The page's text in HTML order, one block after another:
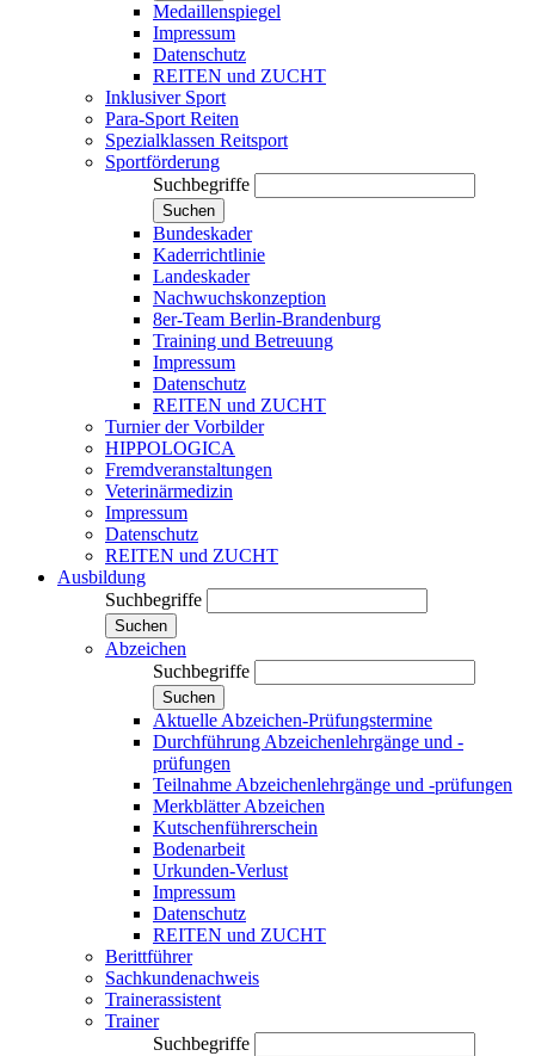
Medaillenspiegel
Impressum
Datenschutz
REITEN und ZUCHT
Inklusiver Sport
Para-Sport Reiten
Spezialklassen Reitsport
Sportförderung
Suchbegriffe
Suchen
Bundeskader
Kaderrichtlinie
Landeskader
Nachwuchskonzeption
8er-Team Berlin-Brandenburg
Training und Betreuung
Impressum
Datenschutz
REITEN und ZUCHT
Turnier der Vorbilder
HIPPOLOGICA
Fremdveranstaltungen
Veterinärmedizin
Impressum
Datenschutz
REITEN und ZUCHT
Ausbildung
Suchbegriffe
Suchen
Abzeichen
Suchbegriffe
Suchen
Aktuelle Abzeichen-Prüfungstermine
Durchführung Abzeichenlehrgänge und -
prüfungen
Teilnahme Abzeichenlehrgänge und -prüfungen
Merkblätter Abzeichen
Kutschenführerschein
Bodenarbeit
Urkunden-Verlust
Impressum
Datenschutz
REITEN und ZUCHT
Berittführer
Sachkundenachweis
Trainerassistent
Trainer
Suchbegriffe